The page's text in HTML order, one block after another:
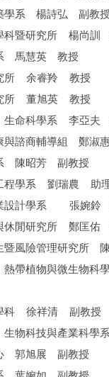
學系 楊詩弘 副教
科暨研究所 楊尚訓
馬慧英 教授
所 余睿羚 教授
所 董旭英 教授
生命科學系 李亞夫
與諮商輔導組 鄭淑
陳昭芳 副教授
程學系 劉瑞農 助
設計學系 張婉鈴
休閒研究所 鄭匡佑
暨風險管理研究所
帶植物與微生物
科 徐祥清 副教授
生物科技與產業科
郭旭展 副教授